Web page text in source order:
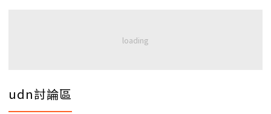
udn討論區